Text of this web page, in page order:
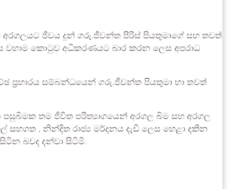
ජීවය දුන් ගරු.ජීවන්ත පීරිස් පියතුමාගේ සහ තවත්
කොටුව අධිකරණයට බාර කරන ලෙස අපරාධ
ප්‍රහාරය සම්බන්ධයෙන් ගරු.ජීවන්ත පියතුමා හා තවත්
තම ජීවිත පරිත්‍යාගයෙන් අරගල බිම සහ අරගල
, නින්දිත රාජ්‍ය මර්දනය දැඩි ලෙස හෙළා දකින
බවද දන්වා සිටිමි.